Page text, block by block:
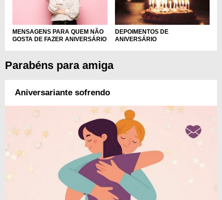
MENSAGENS PARA QUEM NÃO
GOSTA DE FAZER ANIVERSÁRIO
DEPOIMENTOS DE
ANIVERSÁRIO
Parabéns para amiga
Aniversariante sofrendo